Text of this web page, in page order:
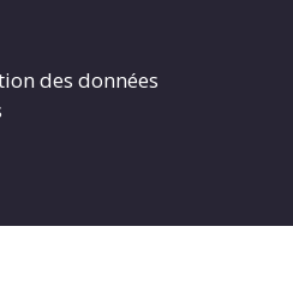
des données